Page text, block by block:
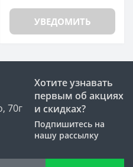
УВЕДОМИТЬ
Хотите узнавать
первым об акциях
и скидках?
Подпишитесь на
нашу рассылку